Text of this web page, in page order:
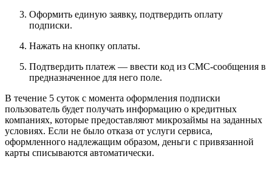
Оформить единую заявку, подтвердить оплату
подписки.
Нажать на кнопку оплаты.
Подтвердить платеж — ввести код из СМС-сообщения в
предназначенное для него поле.
В течение 5 суток с момента оформления подписки
пользователь будет получать информацию о кредитных
компаниях, которые предоставляют микрозаймы на заданных
условиях. Если не было отказа от услуги сервиса,
оформленного надлежащим образом, деньги с привязанной
карты списываются автоматически.